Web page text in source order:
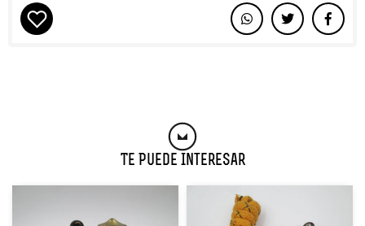
Te Puede Interesar